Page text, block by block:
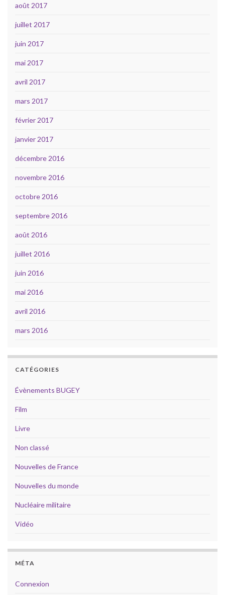
août 2017
juillet 2017
juin 2017
mai 2017
avril 2017
mars 2017
février 2017
janvier 2017
décembre 2016
novembre 2016
octobre 2016
septembre 2016
août 2016
juillet 2016
juin 2016
mai 2016
avril 2016
mars 2016
CATÉGORIES
Évènements BUGEY
Film
Livre
Non classé
Nouvelles de France
Nouvelles du monde
Nucléaire militaire
Vidéo
MÉTA
Connexion